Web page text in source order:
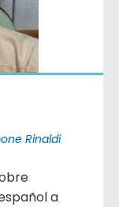
Rinaldi
a